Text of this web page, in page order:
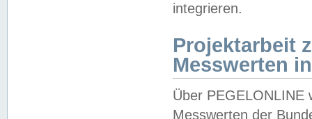
integrieren.
Projektarbeit
Messwerten
Über PEGELONLINE
Messwerten der